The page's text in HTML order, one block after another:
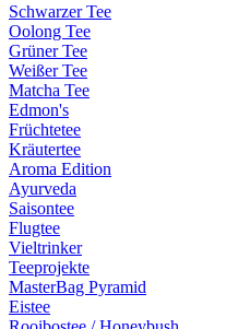
Schwarzer Tee
Oolong Tee
Grüner Tee
Weißer Tee
Matcha Tee
Edmon's
Früchtetee
Kräutertee
Aroma Edition
Ayurveda
Saisontee
Flugtee
Vieltrinker
Teeprojekte
MasterBag Pyramid
Eistee